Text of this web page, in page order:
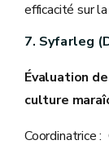
efficacité sur
7. Syfarleg
Évaluation
culture
Coordinatrice :